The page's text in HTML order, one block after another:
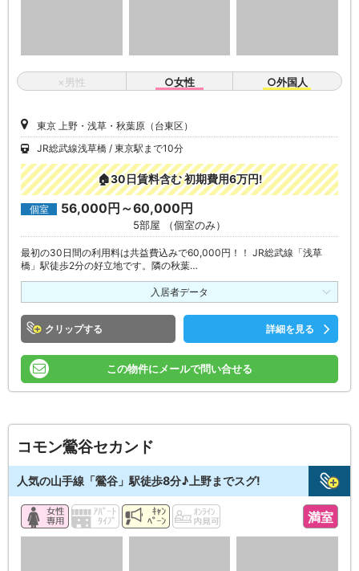
×男性 ○女性 ○外国人
東京 上野・浅草・秋葉原（台東区）
JR総武線浅草橋
東京駅まで10分
🏠30日賃料含む 初期費用6万円!
個室 56,000円～60,000円
5部屋 （個室のみ）
最初の30日間の利用料は共益費込みで60,000円！！ JR総武線「浅草
橋」駅徒歩2分の好立地です。隣の秋葉…
入居者データ
クリップ 詳細を見る
この物件にメールで問い合せる
コモン鶯谷セカンド
人気の山手線「鶯谷」駅徒歩8分♪上野までスグ!
満室